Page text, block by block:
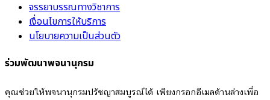
จรรยาบรรณทางวิชาการ
เงื่อนไขการให้บริการ
นโยบายความเป็นส่วนตัว
ร่วมพัฒนาพจนานุกรม
คุณช่วยให้พจนานุกรมปรัชญาสมบูรณ์ได้ เพียงกรอกอีเมลด้านล่างเพื่อ